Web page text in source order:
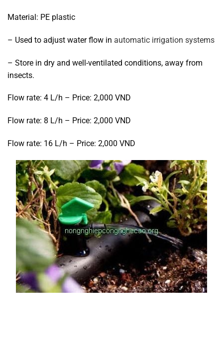
Material: PE plastic
– Used to adjust water flow in automatic irrigation systems
– Store in dry and well-ventilated conditions, away from
insects.
Flow rate: 4 L/h – Price: 2,000 VND
Flow rate: 8 L/h – Price: 2,000 VND
Flow rate: 16 L/h – Price: 2,000 VND